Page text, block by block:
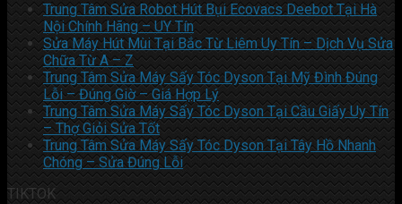
Trung Tâm Sửa Robot Hút Bụi Ecovacs Deebot Tại Hà
Nội Chính Hãng – UY Tín
Sửa Máy Hút Mùi Tại Bắc Từ Liêm Uy Tín – Dịch Vụ Sửa
Chữa Từ A – Z
Trung Tâm Sửa Máy Sấy Tóc Dyson Tại Mỹ Đình Đúng
Lỗi – Đúng Giờ – Giá Hợp Lý
Trung Tâm Sửa Máy Sấy Tóc Dyson Tại Cầu Giấy Uy Tín
– Thợ Giỏi Sửa Tốt
Trung Tâm Sửa Máy Sấy Tóc Dyson Tại Tây Hồ Nhanh
Chóng – Sửa Đúng Lỗi
TIKTOK